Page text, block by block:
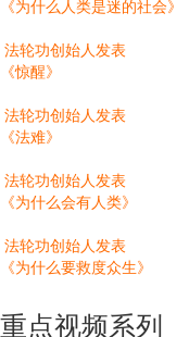
《为什么人类是迷的社会》
法轮功创始人发表
《惊醒》
法轮功创始人发表
《法难》
法轮功创始人发表
《为什么会有人类》
法轮功创始人发表
《为什么要救度众生》
重点视频系列